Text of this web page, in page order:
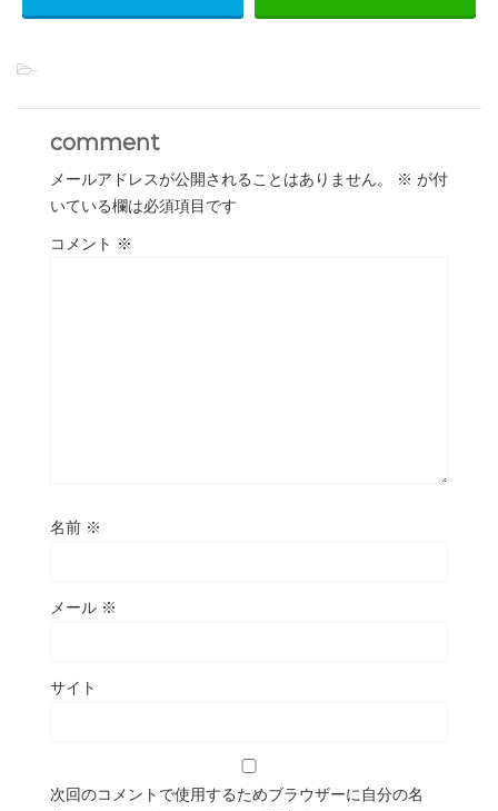
-
comment
メールアドレスが公開されることはありません。 ※ が付
いている欄は必須項目です
コメント ※
名前 ※
メール ※
サイト
次回のコメントで使用するためブラウザーに自分の名